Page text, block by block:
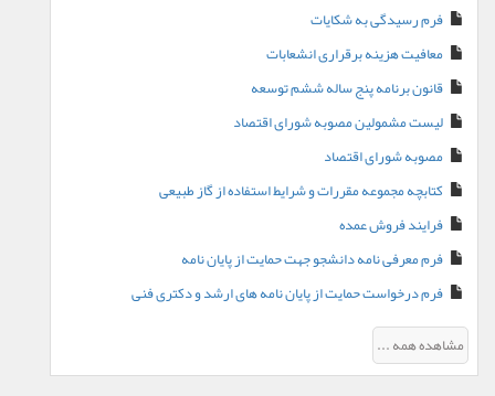
فرم رسیدگی به شکایات
معافیت هزینه برقراری انشعابات
قانون برنامه پنج ساله ششم توسعه
لیست مشمولین مصوبه شورای اقتصاد
مصوبه شورای اقتصاد
کتابچه مجموعه مقررات و شرایط استفاده از گاز طبیعی
فرایند فروش عمده
فرم معرفی نامه دانشجو جهت حمایت از پایان نامه
فرم درخواست حمایت از پایان نامه های ارشد و دکتری فنی
مشاهده همه ...